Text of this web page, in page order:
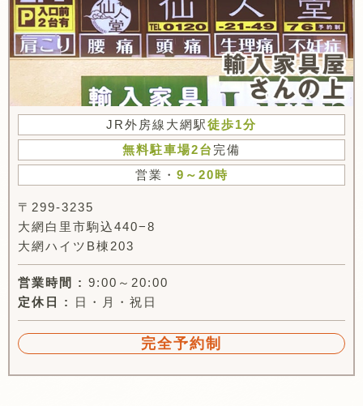
JR外房線大網駅徒歩1分
無料駐車場2台 完備
営業・ 9～20時
〒299-3235
大網白里市駒込440−8
大網ハイツB棟203
営業時間 : 9:00～20:00
定休日 :
日・月・祝日
完全予約制